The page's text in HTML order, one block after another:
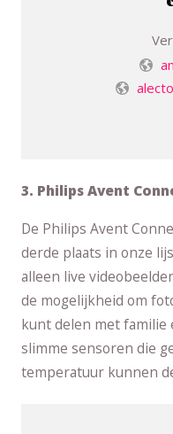
3. Philips Avent
De Philips Avent
derde plaats in onze
alleen live
de mogelijkheid om
kunt delen met
slimme sensoren die
temperatuur kunnen